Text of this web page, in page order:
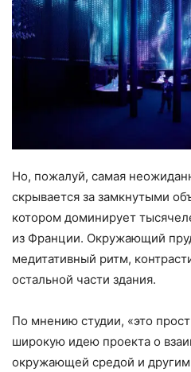
Но, пожалуй, самая
скрывается за замкнутыми
котором доминирует
из Франции. Окружающий
медитативный ритм,
остальной части здания.
По мнению студии, «это
широкую идею проекта о
окружающей средой и